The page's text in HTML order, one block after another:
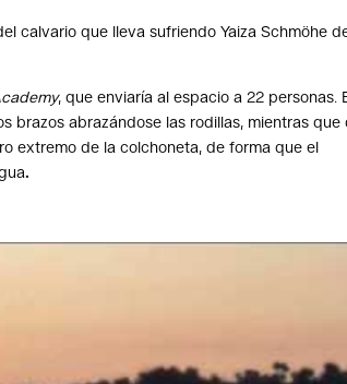
calvario que lleva sufriendo Yaiza Schmöhe
, que enviaría al espacio a 22 personas.
brazos abrazándose las rodillas, mientras que
extremo de la colchoneta, de forma que el
.